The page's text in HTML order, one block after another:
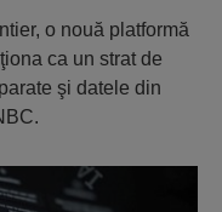
o nouă platformă
ca un strat de
şi datele din